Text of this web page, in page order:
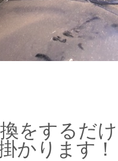
をするだ
かります